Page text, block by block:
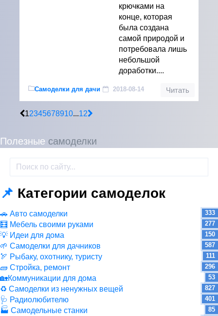
Полезные самоделки
📌 Категории самоделок
🚗 Авто самоделки 333
🧮 Мебель своими руками 277
💡 Идеи для дома 150
🌱 Самоделки для дачников 587
🏹 Рыбаку, охотнику, туристу 111
🧱 Стройка, ремонт 296
🏡Коммуникации для дома 53
♻ Самоделки из ненужных вещей 827
🩺 Радиолюбителю 401
🏭 Самодельные станки 85
крючками на
конце, которая
была создана
самой природой и
потребовала лишь
небольшой
доработки....
Читать
Самоделки для дачи 2018-08-14
12345678910...12